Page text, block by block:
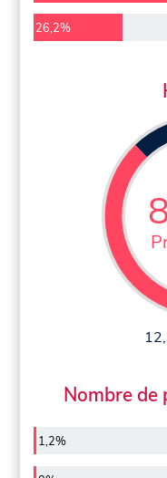
26,2%
Nombre de
1,2%